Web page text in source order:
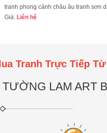
Giá: Liên hệ
Tranh Trực Tiếp
LAM ART